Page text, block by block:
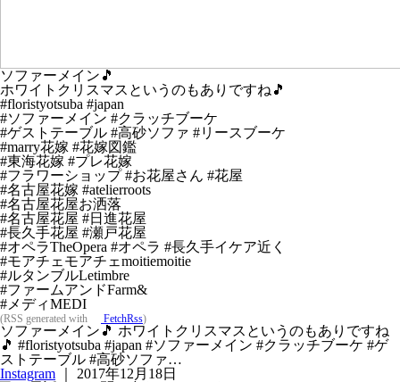
ソファーメイン🎵
ホワイトクリスマスというのもありですね🎵
#floristyotsuba #japan
#ソファーメイン #クラッチブーケ
#ゲストテーブル #高砂ソファ #リースブーケ
#marry花嫁 #花嫁図鑑
#東海花嫁 #プレ花嫁
#フラワーショップ #お花屋さん #花屋
#名古屋花嫁 #atelierroots
#名古屋花屋お洒落
#名古屋花屋 #日進花屋
#長久手花屋 #瀬戸花屋
#オペラTheOpera #オペラ #長久手イケア近く
#モアチェモアチェmoitiemoitie
#ルタンブルLetimbre
#ファームアンドFarm&
#メディMEDI
(RSS generated with FetchRss)
ソファーメイン🎵 ホワイトクリスマスというのもありですね
🎵 #floristyotsuba #japan #ソファーメイン #クラッチブーケ #ゲ
ストテーブル #高砂ソファ…
Instagram ｜ 2017年12月18日